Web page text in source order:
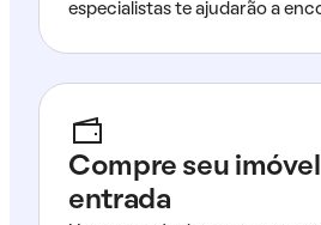
especialistas te ajudarão a
Compre seu
entrada